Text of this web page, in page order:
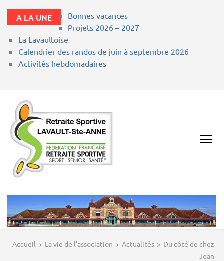
A LA UNE
Bonnes vacances
Projets 2026 – 2027
La Lavaultoise
Calendrier des randos de juin à septembre 2026
Activités hebdomadaires
03100
Accueil > La vie de l'association > Actualités > Du côté de chez
Jean